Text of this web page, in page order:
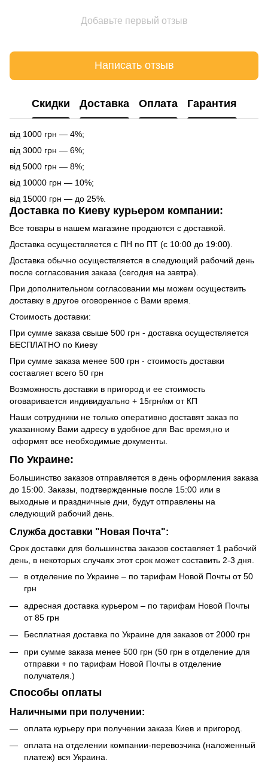
Добавьте первый отзыв
Написать отзыв
Cкидки Доставка Оплата Гарантия
від 1000 грн — 4%;
від 3000 грн — 6%;
від 5000 грн — 8%;
від 10000 грн — 10%;
від 15000 грн — до 25%.
Доставка по Киеву курьером компании:
Все товары в нашем магазине продаются с доставкой.
Доставка осуществляется с ПН по ПТ (с 10:00 до 19:00).
Доставка обычно осуществляется в следующий рабочий день
после согласования заказа (сегодня на завтра).
При дополнительном согласовании мы можем осуществить
доставку в другое оговоренное с Вами время.
Стоимость доставки:
При сумме заказа свыше 500 грн - доставка осуществляется
БЕСПЛАТНО по Киеву
При сумме заказа менее 500 грн - стоимость доставки
составляет всего 50 грн
Возможность доставки в пригород и ее стоимость
оговаривается индивидуально + 15грн/км от КП
Наши сотрудники не только оперативно доставят заказ по
указанному Вами адресу в удобное для Вас время,но и
оформят все необходимые документы.
По Украине:
Большинство заказов отправляется в день оформления заказа
до 15:00. Заказы, подтвержденные после 15:00 или в
выходные и праздничные дни, будут отправлены на
следующий рабочий день.
Служба доставки "Новая Почта":
Срок доставки для большинства заказов составляет 1 рабочий
день, в некоторых случаях этот срок может составить 2-3 дня.
в отделение по Украине – по тарифам Новой Почты от 50
грн
адресная доставка курьером – по тарифам Новой Почты
от 85 грн
Бесплатная доставка по Украине для заказов от 2000 грн
при сумме заказа менее 500 грн (50 грн в отделение для
отправки + по тарифам Новой Почты в отделение
получателя.)
Способы оплаты
Наличными при получении:
оплата курьеру при получении заказа Киев и пригород.
оплата на отделении компании-перевозчика (наложенный
платеж) вся Украина.